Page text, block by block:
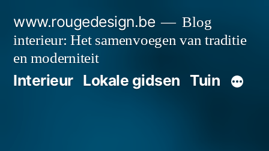
naar
inhoud
www.rougedesign.be
Blog
interieur: Het samenvoegen van traditie
en moderniteit
Interieur Lokale gidsen Tuin